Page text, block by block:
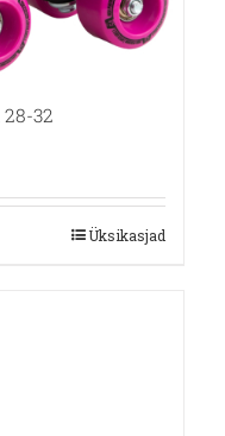
28-32
Üksikasjad